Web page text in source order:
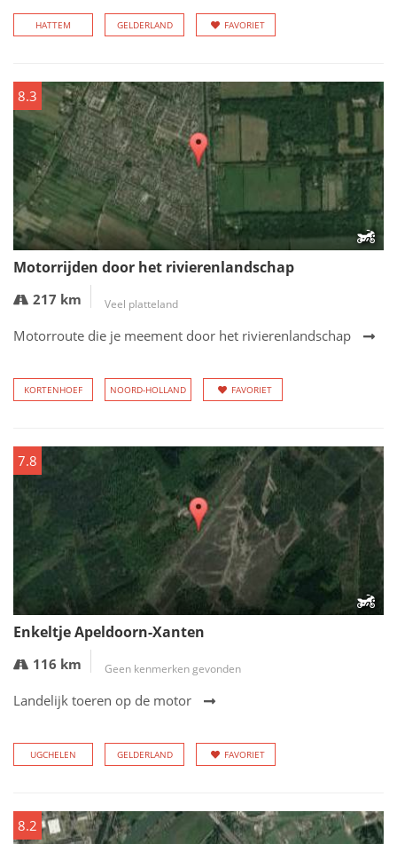
HATTEM GELDERLAND FAVORIET
8.3
Motorrijden door het rivierenlandschap
217 km Veel platteland
Motorroute die je meement door het rivierenlandschap
KORTENHOEF NOORD-HOLLAND FAVORIET
7.8
Enkeltje Apeldoorn-Xanten
116 km Geen kenmerken gevonden
Landelijk toeren op de motor
UGCHELEN GELDERLAND FAVORIET
8.2